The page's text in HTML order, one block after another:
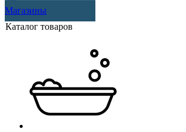
Магазины
Каталог товаров